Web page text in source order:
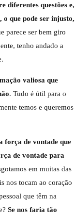
diferentes questões e,
que pode ser injusto,
parece ser bem giro
tenho andado a
valiosa que
. Tudo é útil para o
temos e queremos
força de vontade que
de vontade para
em muitas das
nos tocam ao coração
que têm na
Se nos faria tão